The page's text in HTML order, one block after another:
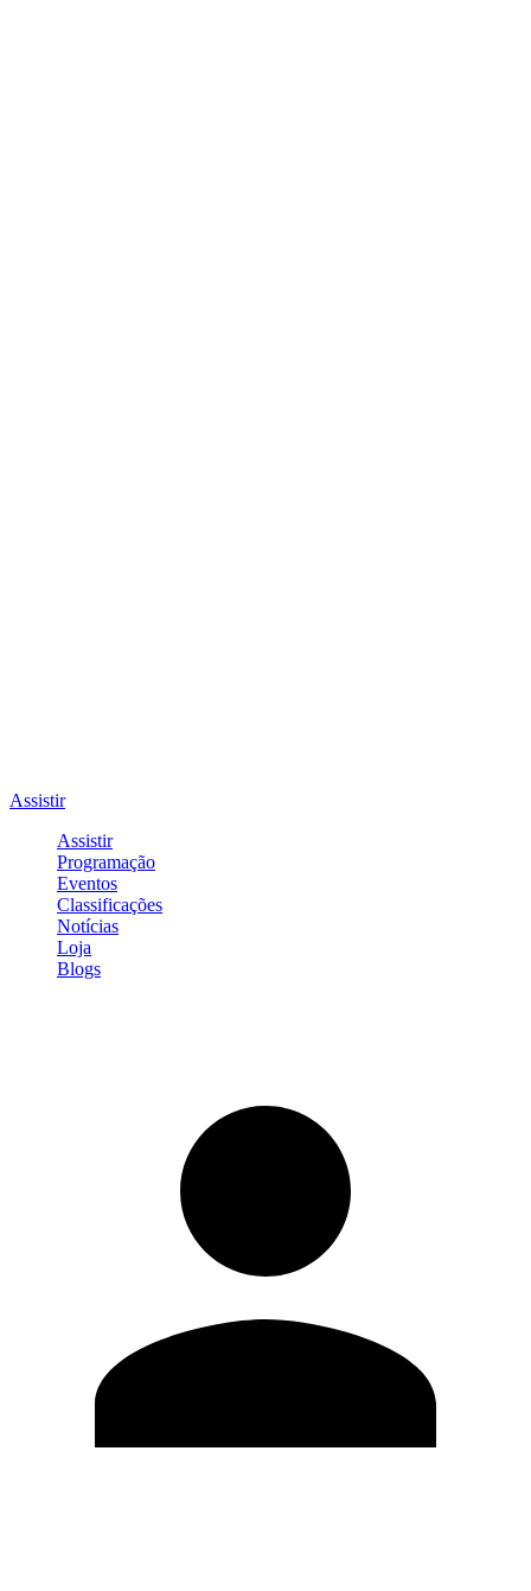
Assistir
Assistir
Programação
Eventos
Classificações
Notícias
Loja
Blogs